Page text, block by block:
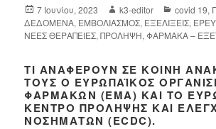
7 Ιουνίου, 2023 k3-editor covid 19,
ΔΕΔΟΜΕΝΑ, ΕΜΒΟΛΙΑΣΜΟΣ, ΕΞΕΛΙΞΕΙΣ,
ΝΕΕΣ ΘΕΡΑΠΕΙΕΣ,ΠΡΟΛΗΨΗ, ΦΑΡΜΑΚΑ –
ΤΙ ΑΝΑΦΈΡΟΥΝ ΣΕ ΚΟΙΝΉ
ΤΟΥΣ Ο ΕΥΡΩΠΑΪΚΌΣ
ΦΑΡΜΆΚΩΝ (EMA) ΚΑΙ ΤΟ
ΚΈΝΤΡΟ ΠΡΌΛΗΨΗΣ ΚΑΙ
ΝΟΣΗΜΆΤΩΝ (ECDC).